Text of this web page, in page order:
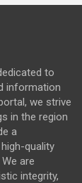
to
information
we strive
in the region
a
quality
are
integrity,